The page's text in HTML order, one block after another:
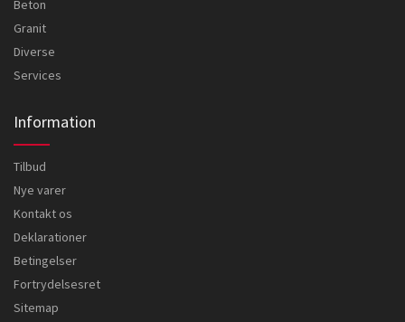
Beton
Granit
Diverse
Services
Information
Tilbud
Nye varer
Kontakt os
Deklarationer
Betingelser
Fortrydelsesret
Sitemap